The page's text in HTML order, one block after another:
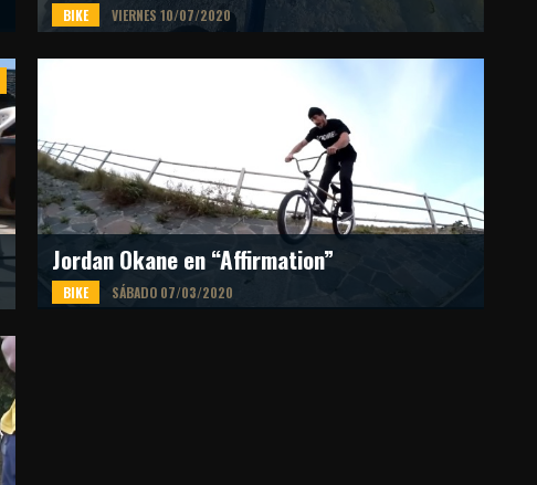
BIKE VIERNES 10/07/2020
recorrido único entre las emisiones de un volcán local. Todo quedó registrado
Jordan Okane en “Affirmation”
BIKE SÁBADO 07/03/2020